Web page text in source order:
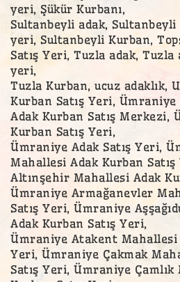
yeri, Şükür Kurbanı,
Sultanbeyli adak, Sultanbeyli
yeri, Sultanbeyli Kurban,
Satış Yeri, Tuzla adak, Tuzla
yeri,
Tuzla Kurban, ucuz adaklık,
Kurban Satış Yeri,
Adak Kurban Satış Merkezi,
Kurban Satış Yeri,
Ümraniye Adak Satış Yeri,
Mahallesi Adak Kurban
Altınşehir Mahallesi Adak
Ümraniye Armağanevler
Satış Yeri, Ümraniye
Adak Kurban Satış Yeri,
Ümraniye Atakent Mahallesi
Yeri, Ümraniye Çakmak
Satış Yeri, Ümraniye